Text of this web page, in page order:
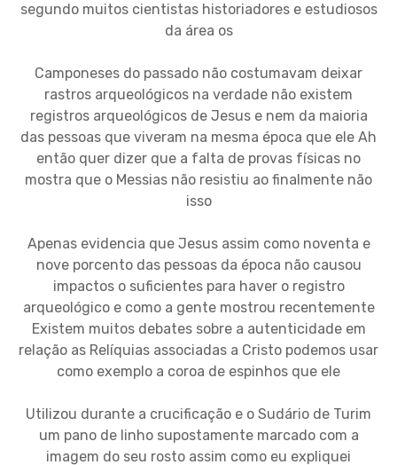
segundo muitos cientistas historiadores e estudiosos
da área os
Camponeses do passado não costumavam deixar
rastros arqueológicos na verdade não existem
registros arqueológicos de Jesus e nem da maioria
das pessoas que viveram na mesma época que ele Ah
então quer dizer que a falta de provas físicas no
mostra que o Messias não resistiu ao finalmente não
isso
Apenas evidencia que Jesus assim como noventa e
nove porcento das pessoas da época não causou
impactos o suficientes para haver o registro
arqueológico e como a gente mostrou recentemente
Existem muitos debates sobre a autenticidade em
relação as Relíquias associadas a Cristo podemos usar
como exemplo a coroa de espinhos que ele
Utilizou durante a crucificação e o Sudário de Turim
um pano de linho supostamente marcado com a
imagem do seu rosto assim como eu expliquei